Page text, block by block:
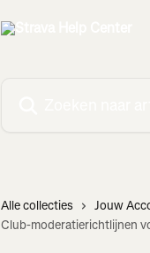
Alle collecties Jouw
Club-moderatierichtlijnen